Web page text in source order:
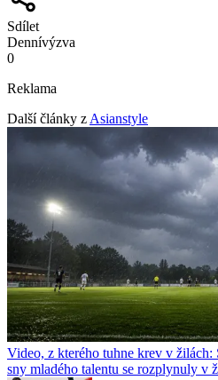
Sdílet
Dennívýzva
0
Reklama
Další články z Asianstyle
Video, z kterého tuhne krev v
sny mladého talentu se rozplynuly v